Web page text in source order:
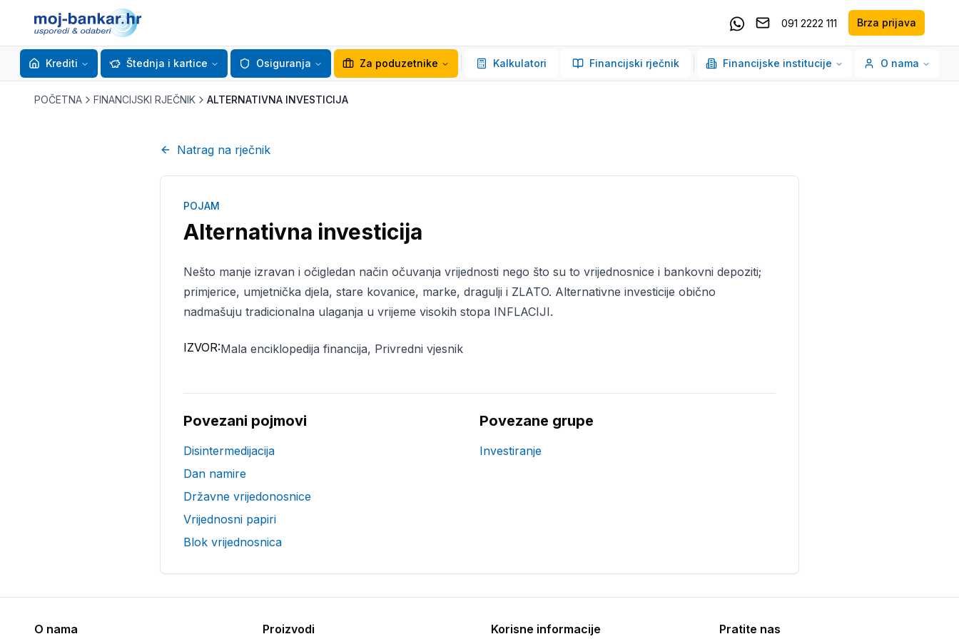
Kontaktirajte nas putem Whatsappa
091 2222 111 Brza prijava
Krediti Štednja i kartice Osiguranja Za poduzetnike Kalkulatori Financijski rječnik Financijske institucije O nama
POČETNA FINANCIJSKI RJEČNIK ALTERNATIVNA INVESTICIJA
Natrag na rječnik
POJAM
Alternativna investicija
Nešto manje izravan i očigledan način očuvanja vrijednosti nego što su to vrijednosnice i bankovni depoziti;
primjerice, umjetnička djela, stare kovanice, marke, dragulji i ZLATO. Alternativne investicije obično
nadmašuju tradicionalna ulaganja u vrijeme visokih stopa INFLACIJI.
IZVOR:Mala enciklopedija financija, Privredni vjesnik
Povezani pojmovi
Disintermedijacija
Dan namire
Državne vrijedonosnice
Vrijednosni papiri
Blok vrijednosnica
Povezane grupe
Investiranje
O nama Proizvodi Korisne informacije Pratite nas